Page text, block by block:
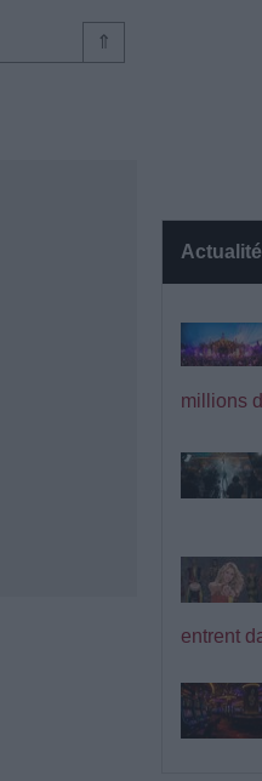
millions
entrent
⇑